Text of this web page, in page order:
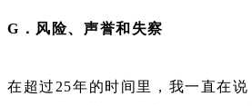
G．风险、声誉和失察
在超过25年的时间里，我一直在